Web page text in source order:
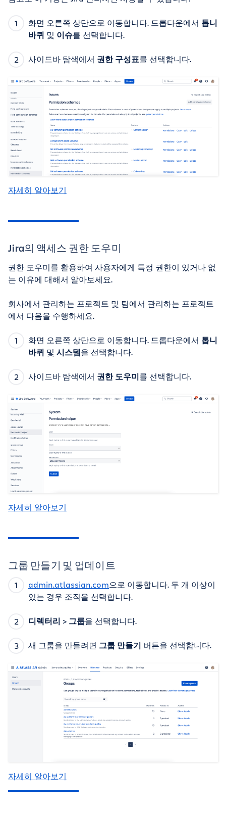
화면 오른쪽 상단으로 이동합니다. 드롭다운에서 톱니
바퀴 및 이슈를 선택합니다.
사이드바 탐색에서 권한 구성표를 선택합니다.
자세히 알아보기
Jira의 액세스 권한 도우미
권한 도우미를 활용하여 사용자에게 특정 권한이 있거나 없
는 이유에 대해서 알아보세요.
회사에서 관리하는 프로젝트 및 팀에서 관리하는 프로젝트
에서 다음을 수행하세요.
화면 오른쪽 상단으로 이동합니다. 드롭다운에서 톱니
바퀴 및 시스템을 선택합니다.
사이드바 탐색에서 권한 도우미를 선택합니다.
자세히 알아보기
그룹 만들기 및 업데이트
admin.atlassian.com으로 이동합니다. 두 개 이상이
있는 경우 조직을 선택합니다.
디렉터리 > 그룹을 선택합니다.
새 그룹을 만들려면 그룹 만들기 버튼을 선택합니다.
자세히 알아보기